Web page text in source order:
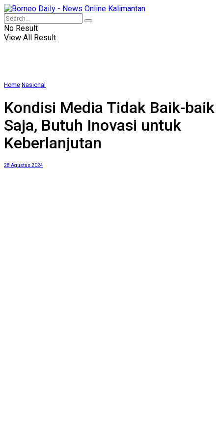
No Result
View All Result
Home Nasional
Kondisi Media Tidak Baik-baik
Saja, Butuh Inovasi untuk
Keberlanjutan
28 Agustus 2024